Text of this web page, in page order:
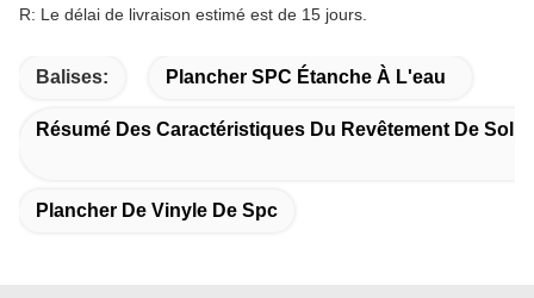
R: Le délai de livraison estimé est de 15 jours.
Balises: Plancher SPC Étanche À L'eau
Résumé Des Caractéristiques Du Revêtement De Sol
Plancher De Vinyle De Spc